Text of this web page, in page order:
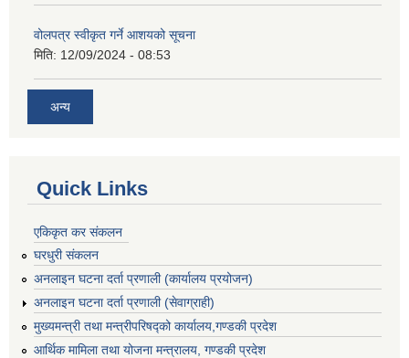
वोलपत्र स्वीकृत गर्ने आशयको सूचना
मिति: 12/09/2024 - 08:53
अन्य
Quick Links
एकिकृत कर संकलन
घरधुरी संकलन
अनलाइन घटना दर्ता प्रणाली (कार्यालय प्रयोजन)
अनलाइन घटना दर्ता प्रणाली (सेवाग्राही)
मुख्यमन्त्री तथा मन्त्रीपरिषद्को कार्यालय,गण्डकी प्रदेश
आर्थिक मामिला तथा योजना मन्त्रालय, गण्डकी प्रदेश